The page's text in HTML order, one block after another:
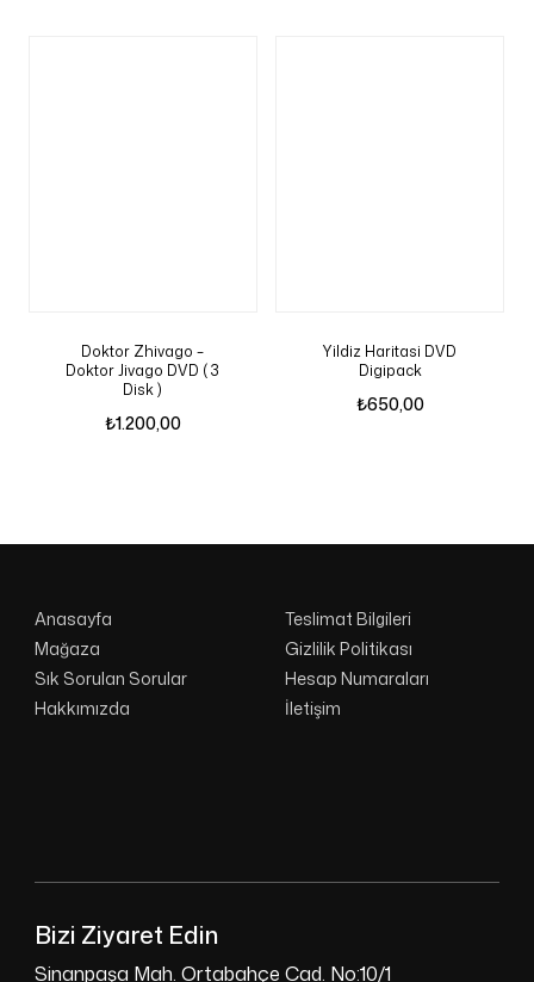
Doktor Zhivago –
Doktor Jivago DVD ( 3
Disk )
₺1.200,00
Yildiz Haritasi DVD
Digipack
₺650,00
Bizi Ziyaret Edin
Sinanpaşa Mah. Ortabahçe Cad. No:10/1
Anasayfa
Mağaza
Sık Sorulan Sorular
Hakkımızda
Teslimat Bilgileri
Gizlilik Politikası
Hesap Numaraları
İletişim